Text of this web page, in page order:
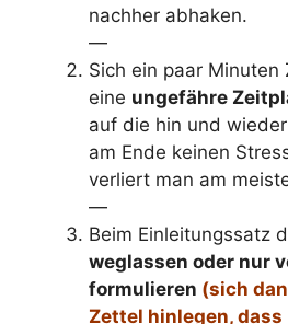
nachher abhaken.
—
Sich ein paar Minuten
eine ungefähre
auf die hin und
am Ende keinen
verliert man am
—
Beim Einleitungssatz
weglassen oder nur
formulieren (sich
Zettel hinlegen, dass